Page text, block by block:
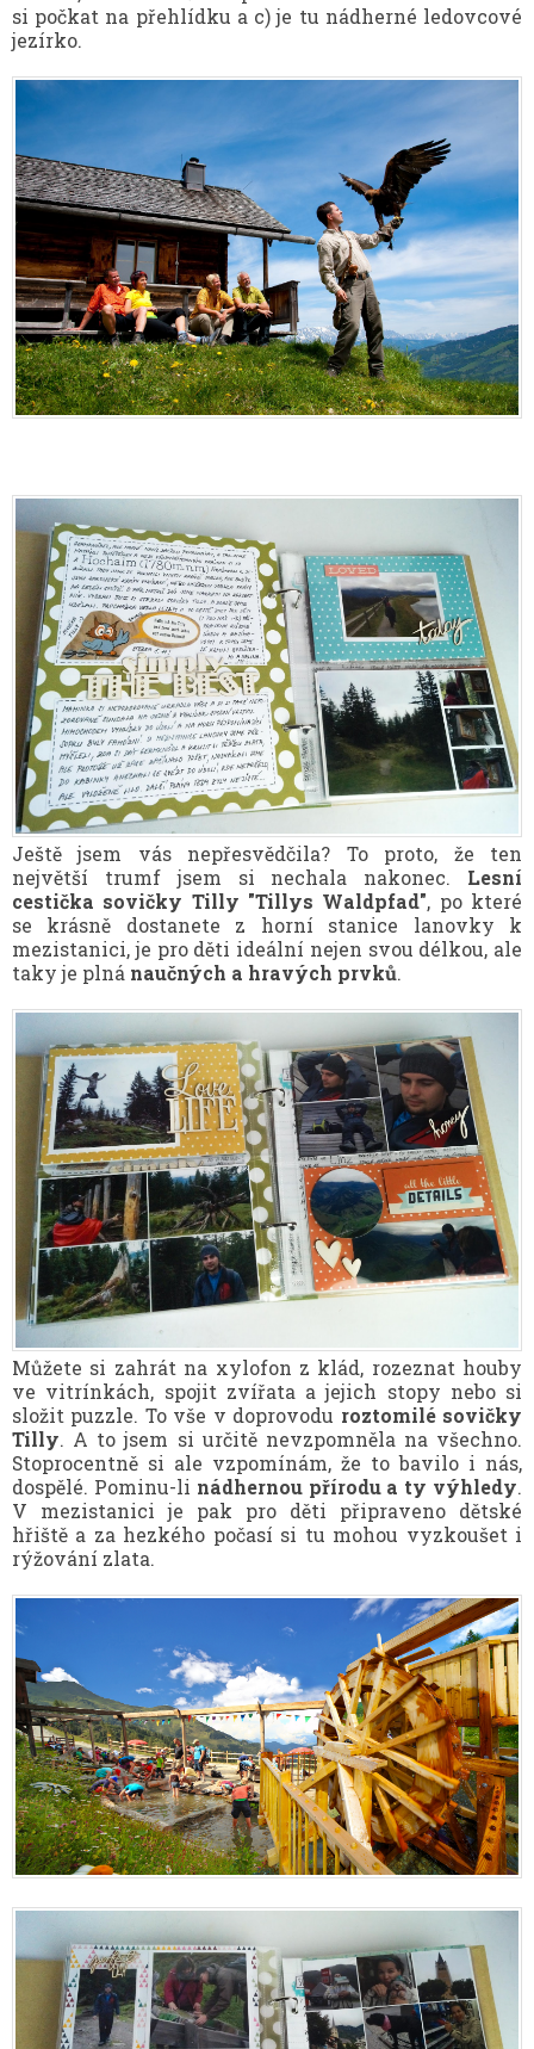
si počkat na přehlídku a c) je tu nádherné ledovcové
jezírko.
Ještě jsem vás nepřesvědčila? To proto, že ten
největší trumf jsem si nechala nakonec. Lesní
cestička sovičky Tilly "Tillys Waldpfad", po které
se krásně dostanete z horní stanice lanovky k
mezistanici, je pro děti ideální nejen svou délkou, ale
taky je plná naučných a hravých prvků.
Můžete si zahrát na xylofon z klád, rozeznat houby
ve vitrínkách, spojit zvířata a jejich stopy nebo si
složit puzzle. To vše v doprovodu roztomilé sovičky
Tilly. A to jsem si určitě nevzpomněla na všechno.
Stoprocentně si ale vzpomínám, že to bavilo i nás,
dospělé. Pominu-li nádhernou přírodu a ty výhledy.
V mezistanici je pak pro děti připraveno dětské
hřiště a za hezkého počasí si tu mohou vyzkoušet i
rýžování zlata.